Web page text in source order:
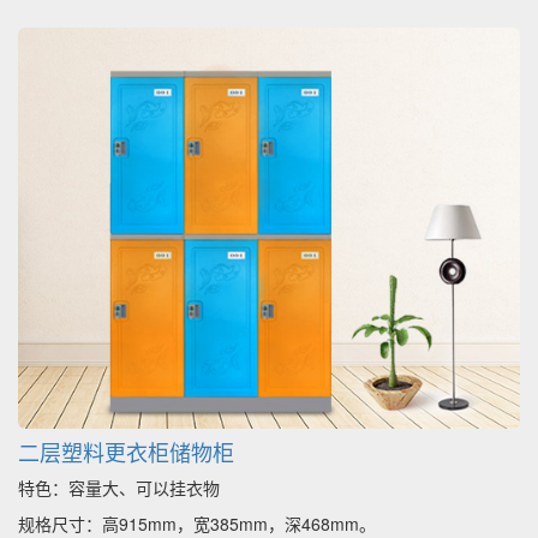
二层塑料更衣柜储物柜
特色：容量大、可以挂衣物
规格尺寸：高915mm，宽385mm，深468mm。